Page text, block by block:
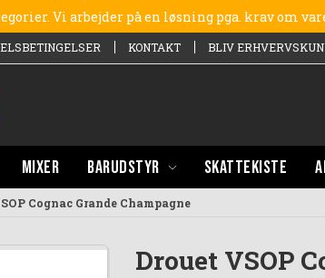
Vi arbejder på en løsning pga. krav om
KONTAKT BLIV
MIXER BARUDSTYR SKATTEKISTE
Cognac Grande Champagne
Drouet VSOP